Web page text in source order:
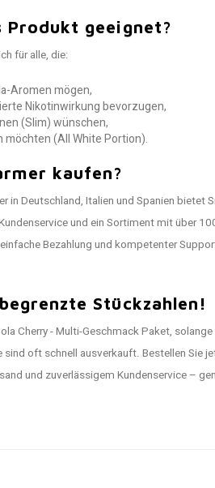
Produkt geeignet?
für alle, die:
Aromen mögen,
Nikotinwirkung bevorzugen,
(Slim) wünschen,
möchten (All White Portion).
kaufen?
in Deutschland, Italien und Spanien bietet
und ein Sortiment mit über
Bezahlung und kompetenter
Stückzahlen!
Cherry - Multi-Geschmack Paket,
oft schnell ausverkauft. Bestellen Sie
und zuverlässigem Kundenservice –